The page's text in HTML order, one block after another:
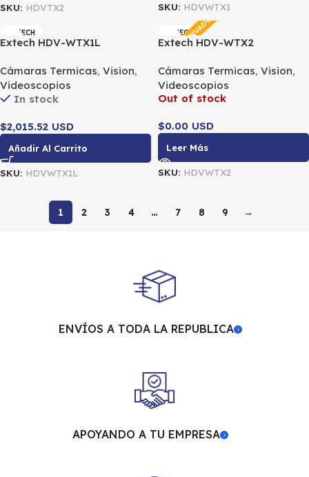
SKU: HDVTX2 SKU: HDVWTX1
EXTECH
Extech HDV-WTX1L
inalámbrico con sonda
articulada (1 m)
Cámaras Termicas, Vision,
Videoscopios
In stock
$2,015.52 USD
Añadir Al Carrito
SKU: HDVWTX1L
EXTECH
DESCONTINUADO
Extech HDV-WTX2
inalámbrico con sonda
articulada (2 m)
Cámaras Termicas, Vision,
Videoscopios
Out of stock
$0.00 USD
Leer Más
SKU: HDVWTX2
1 2 3 4 … 7 8 9 →
ENVÍOS A TODA LA REPUBLICA
APOYANDO A TU EMPRESA